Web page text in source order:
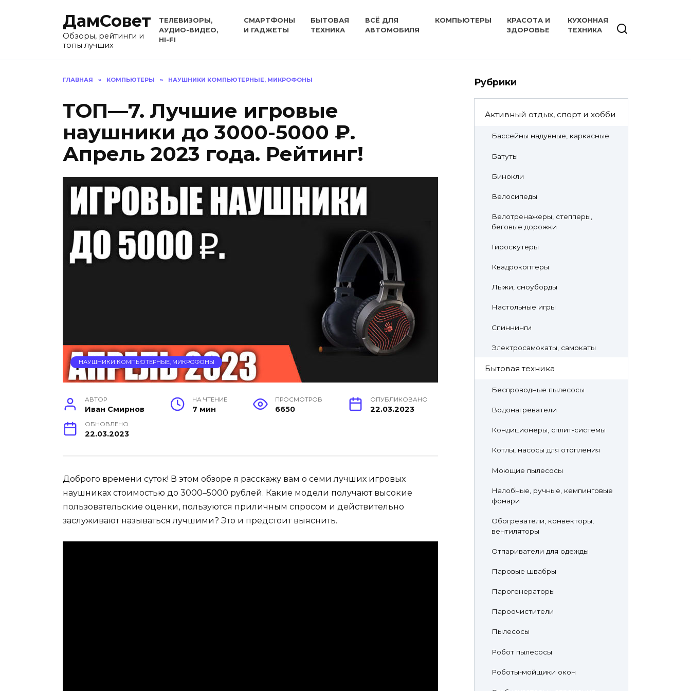
ДамСовет
Обзоры, рейтинги и
топы лучших
ТЕЛЕВИЗОРЫ,
АУДИО-ВИДЕО,
HI-FI
СМАРТФОНЫ
И ГАДЖЕТЫ
БЫТОВАЯ
ТЕХНИКА
ВСЁ ДЛЯ
АВТОМОБИЛЯ
КОМПЬЮТЕРЫ
КРАСОТА И
ЗДОРОВЬЕ
КУХОННАЯ
ТЕХНИКА
ГЛАВНАЯ » КОМПЬЮТЕРЫ » НАУШНИКИ КОМПЬЮТЕРНЫЕ, МИКРОФОНЫ
ТОП—7. Лучшие игровые
наушники до 3000-5000 ₽.
Апрель 2023 года. Рейтинг!
НАУШНИКИ КОМПЬЮТЕРНЫЕ, МИКРОФОНЫ
АВТОР
Иван Смирнов
НА ЧТЕНИЕ
7 мин
ПРОСМОТРОВ
6650
ОПУБЛИКОВАНО
22.03.2023
ОБНОВЛЕНО
22.03.2023
Доброго времени суток! В этом обзоре я расскажу вам о семи лучших игровых
наушниках стоимостью до 3000–5000 рублей. Какие модели получают высокие
пользовательские оценки, пользуются приличным спросом и действительно
заслуживают называться лучшими? Это и предстоит выяснить.
Рубрики
Активный отдых, спорт и хобби
Бассейны надувные, каркасные
Батуты
Бинокли
Велосипеды
Велотренажеры, степперы,
беговые дорожки
Гироскутеры
Квадрокоптеры
Лыжи, сноуборды
Настольные игры
Спиннинги
Электросамокаты, самокаты
Бытовая техника
Беспроводные пылесосы
Водонагреватели
Кондиционеры, сплит-системы
Котлы, насосы для отопления
Моющие пылесосы
Налобные, ручные, кемпинговые
фонари
Обогреватели, конвекторы,
вентиляторы
Отпариватели для одежды
Паровые швабры
Парогенераторы
Пароочистители
Пылесосы
Робот пылесосы
Роботы-мойщики окон